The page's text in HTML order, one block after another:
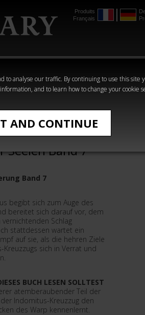
analyse our traffic. By continuing to use this site
and to learn how to change your cookie
AND CONTINUE
Produits
Français
Crime
Horror
Das
Seelen Band 7
Band 7
begibt sich zum Auge des
bereitet sich darauf vor, dem
vernichtenden Schlag
stattdessen wartet ein
auf sie, als die hehren Ziele
sich in Verrat und
BUCH LESEN SOLLTEST
atemberaubender Teil der
Indomitus-Kreuzzug den
des Warp kennenlernt.